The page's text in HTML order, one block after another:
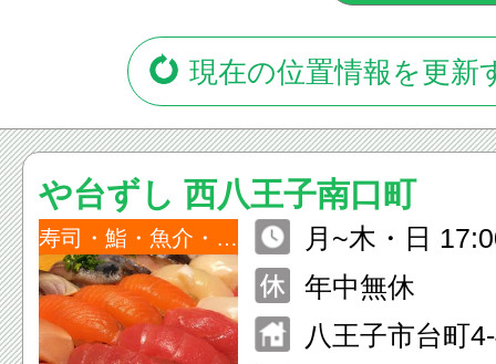
現在の位置情報を更新
や台ずし 西八王子南口町
寿司・鮨・魚介・海鮮
月~木・日
土・祝前日
年中無休
八王子市台町